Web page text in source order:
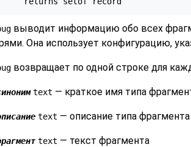
выводит информацию обо всех
Она использует конфигурацию,
возвращает по одной строке для
text — краткое имя типа
text — описание типа фрагмента
text — текст фрагмента